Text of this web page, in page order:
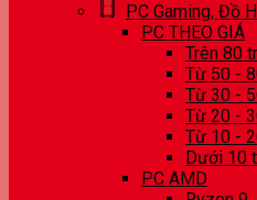
PC Gaming, Đồ
PC THEO GIÁ
Trên 80
Từ 50 -
Từ 30 -
Từ 20 -
Từ 10 -
Dưới 10
PC AMD